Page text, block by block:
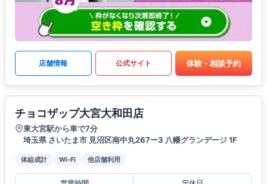
店舗情報 公式サイト 体験・相談予約
チョコザップ大宮大和田店
東大宮駅から車で7分
埼玉県 さいたま市 見沼区南中丸267ー3 八幡グランデージ 1F
体組成計 Wi-Fi 他店舗利用